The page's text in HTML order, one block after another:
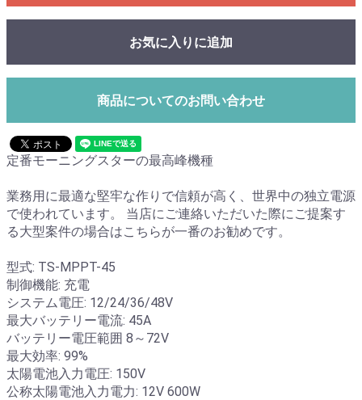
お気に入りに追加
商品についてのお問い合わせ
定番モーニングスターの最高峰機種
業務用に最適な堅牢な作りで信頼が高く、世界中の独立電源
で使われています。 当店にご連絡いただいた際にご提案す
る大型案件の場合はこちらが一番のお勧めです。
型式: TS-MPPT-45
制御機能: 充電
システム電圧: 12/24/36/48V
最大バッテリー電流: 45A
バッテリー電圧範囲 8～72V
最大効率: 99%
太陽電池入力電圧: 150V
公称太陽電池入力電力: 12V 600W